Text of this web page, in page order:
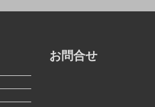
お問合せ